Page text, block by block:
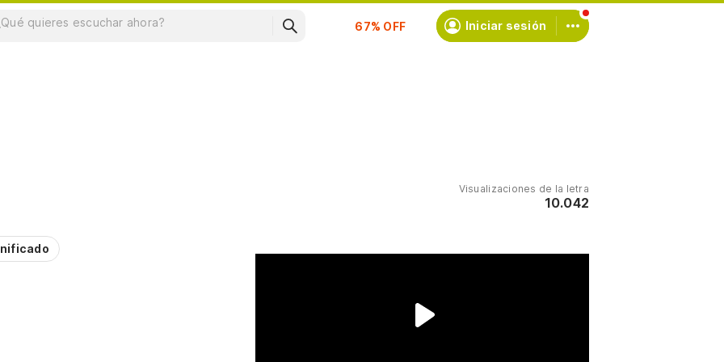
Suscríbete Iniciar sesión
Visualizaciones de la letra
10.042